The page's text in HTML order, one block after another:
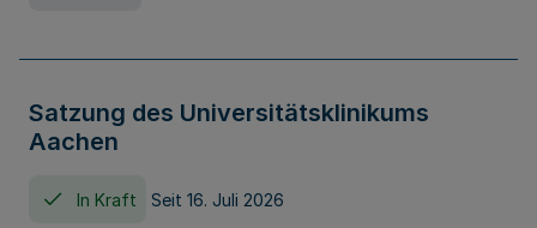
Satzung des Universitätsklinikums
Aachen
In Kraft Seit 16. Juli 2026